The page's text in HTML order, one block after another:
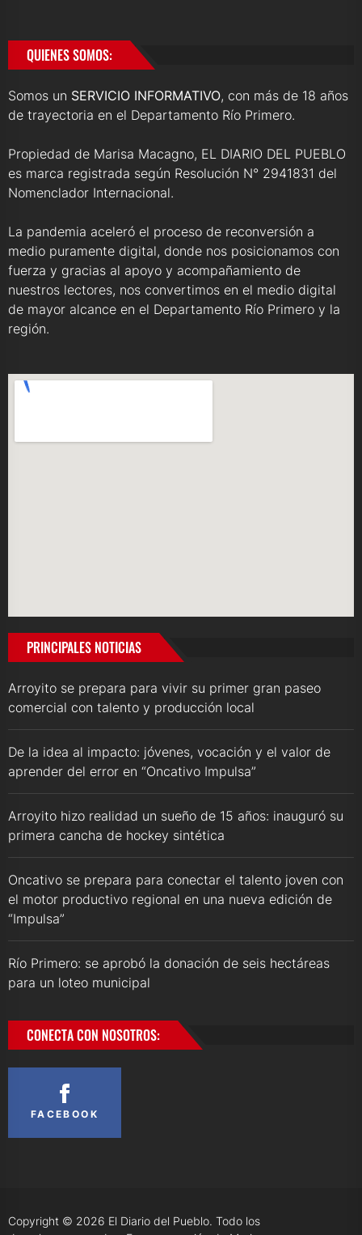
QUIENES SOMOS:
Somos un SERVICIO INFORMATIVO, con más de 18 años
de trayectoria en el Departamento Río Primero.
Propiedad de Marisa Macagno, EL DIARIO DEL PUEBLO
es marca registrada según Resolución N° 2941831 del
Nomenclador Internacional.
La pandemia aceleró el proceso de reconversión a
medio puramente digital, donde nos posicionamos con
fuerza y gracias al apoyo y acompañamiento de
nuestros lectores, nos convertimos en el medio digital
de mayor alcance en el Departamento Río Primero y la
región.
PRINCIPALES NOTICIAS
Arroyito se prepara para vivir su primer gran paseo
comercial con talento y producción local
De la idea al impacto: jóvenes, vocación y el valor de
aprender del error en “Oncativo Impulsa”
Arroyito hizo realidad un sueño de 15 años: inauguró su
primera cancha de hockey sintética
Oncativo se prepara para conectar el talento joven con
el motor productivo regional en una nueva edición de
“Impulsa”
Río Primero: se aprobó la donación de seis hectáreas
para un loteo municipal
CONECTA CON NOSOTROS:
FACEBOOK
Copyright © 2026 El Diario del Pueblo. Todo los